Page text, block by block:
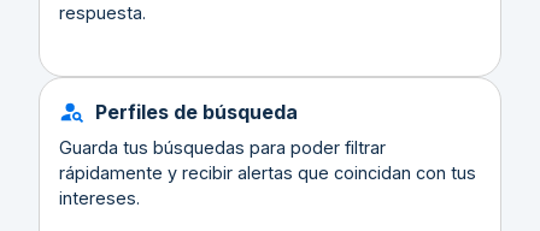
respuesta.
Perfiles de búsqueda
Guarda tus búsquedas para poder filtrar
rápidamente y recibir alertas que coincidan con tus
intereses.